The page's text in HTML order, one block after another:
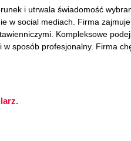
i utrwala świadomość
w social mediach. Firma
Kompleksowe
sposób profesjonalny. Firma